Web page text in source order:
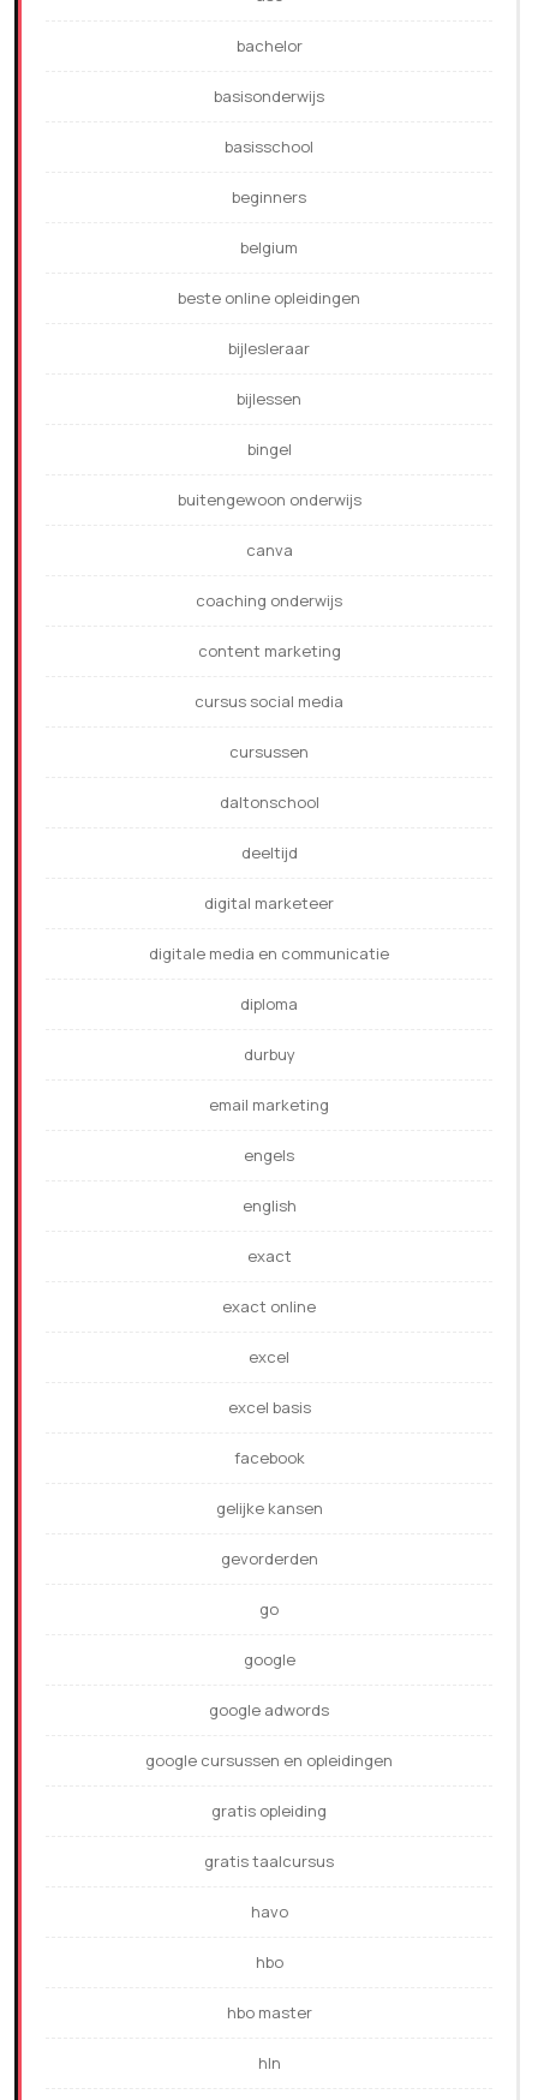
bachelor
basisonderwijs
basisschool
beginners
belgium
beste online opleidingen
bijlesleraar
bijlessen
bingel
buitengewoon onderwijs
canva
coaching onderwijs
content marketing
cursus social media
cursussen
daltonschool
deeltijd
digital marketeer
digitale media en communicatie
diploma
durbuy
email marketing
engels
english
exact
exact online
excel
excel basis
facebook
gelijke kansen
gevorderden
go
google
google adwords
google cursussen en opleidingen
gratis opleiding
gratis taalcursus
havo
hbo
hbo master
hln